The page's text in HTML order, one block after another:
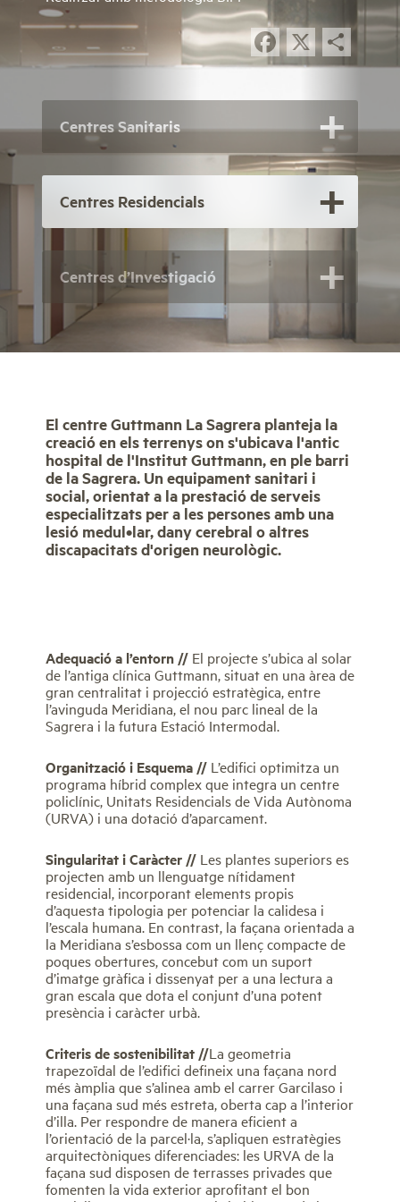
Facebook
X
Centres Sanitaris
Centres Residencials
Centres d’Investigació
El centre Guttmann La Sagrera planteja la
creació en els terrenys on s'ubicava l'antic
hospital de l'Institut Guttmann, en ple barri
de la Sagrera. Un equipament sanitari i
social, orientat a la prestació de serveis
especialitzats per a les persones amb una
lesió medul•lar, dany cerebral o altres
discapacitats d'origen neurològic.
Adequacióa l’entorn // El projecte s’ubica al solar
de l’antiga clínica Guttmann, situat en una àrea de
gran centralitat i projecció estratègica, entre
l’avinguda Meridiana, el nou parc lineal de la
Sagrera i la futura Estació Intermodal.
Organització i Esquema // L’edifici optimitza un
programa híbrid complex que integra un centre
policlínic, Unitats Residencials de Vida Autònoma
(URVA) i una dotació d’aparcament.
Singularitati Caràcter // Les plantes superiors es
projecten amb un llenguatge nítidament
residencial, incorporant elements propis
d’aquesta tipologia per potenciar la calidesa i
l’escala humana. En contrast, la façana orientada a
la Meridiana s’esbossa com un llenç compacte de
poques obertures, concebut com un suport
d’imatge gràfica i dissenyat per a una lectura a
gran escala que dota el conjunt d’una potent
presència i caràcter urbà.
Criteris desostenibilitat //La geometria
trapezoïdal de l’edifici defineix una façana nord
més àmplia que s’alinea amb el carrer Garcilaso i
una façana sud més estreta, oberta cap a l’interior
d’illa. Per respondre de manera eficient a
l’orientació de la parcel·la, s’apliquen estratègies
arquitectòniques diferenciades: les URVA de la
façana sud disposen de terrasses privades que
fomenten la vida exterior aprofitant el bon